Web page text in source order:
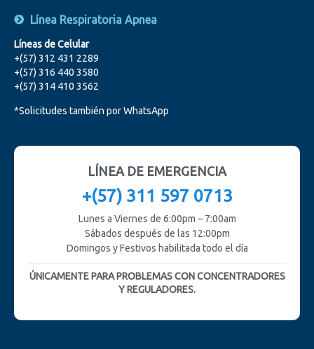
Línea Respiratoria Apnea
Líneas de Celular
+(57) 312 431 2289
+(57) 316 440 3580
+(57) 314 410 3562
*Solicitudes también por WhatsApp
LÍNEA DE EMERGENCIA
+(57) 311 597 0713
Lunes a Viernes de 6:00pm – 7:00am
Sábados después de las 12:00pm
Domingos y Festivos habilitada todo el día
ÚNICAMENTE PARA PROBLEMAS CON CONCENTRADORES
Y REGULADORES.